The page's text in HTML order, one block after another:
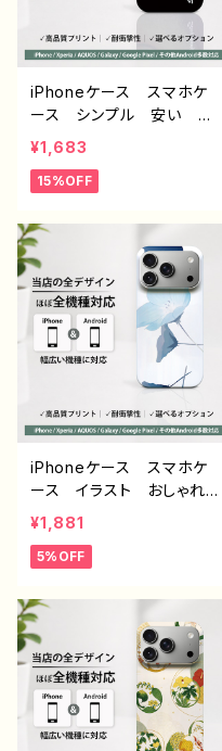
iPhoneケース スマホケ
ース シンプル 安い か
っこいい おしゃれ クー
ル メンズ 高校生 男
子 個性的 おすすめ 人
15/14/13/12/11 AQUOS s
ense 4 5 6 Xperia Go
oglepixel Galaxy And
roid アンドロイド ケー
ス ノンブランド オリジナ
ル デザイン グッズ タイ
トル：シンプル スマホケース
PART193 J1-9
¥1,683
15%OFF
iPhoneケース スマホケ
ース イラスト おしゃれ
花柄 エモい レディー
ス AQUOS sense 2 3 4
5 iPhone15/14/13/12/11
Galaxy おすすめ 個
性的 人気 イラストレー
ター クリエイター 絵
師 Android アンドロイ
ド ケース オリジナル
デザイン グッズ タイト
ル：ネモフィラ 作：栞音 F
¥1,881
5%OFF